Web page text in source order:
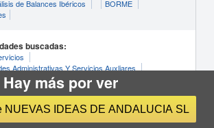
de Balances Ibéricos
BORME
buscadas:
Administrativas Y Servicios Auxliares
Y Comunicaciones
Ganadería, Silvicultura Y Pesca
Hay más por ver
NUEVAS IDEAS DE ANDALUCIA SL